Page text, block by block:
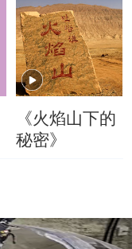
《火焰山下的
秘密》